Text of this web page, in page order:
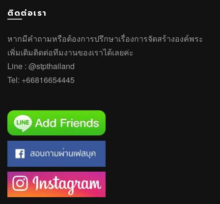
ติดต่อเรา
หากมีคำถามหรือต้องการปรึกษาเรื่องการจัดสร้างองค์พระ
เพิ่มเติมติดต่อทีมงานของเราได้เลยค่ะ
Line : @stpthailand
Tel: +66816654445